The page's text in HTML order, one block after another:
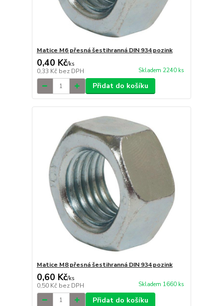
Matice M6 přesná šestihranná DIN 934 pozink
0,40 Kč/ks
0,33 Kč bez DPH Skladem 2240 ks
Přidat do košíku
Matice M8 přesná šestihranná DIN 934 pozink
0,60 Kč/ks
0,50 Kč bez DPH Skladem 1660 ks
Přidat do košíku